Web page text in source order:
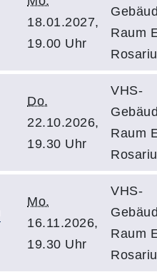
18.01.2027,
19.00 Uhr
Raum
Do.
22.10.2026,
19.30 Uhr
VHS-
Raum
Mo.
16.11.2026,
19.30 Uhr
VHS-
Raum